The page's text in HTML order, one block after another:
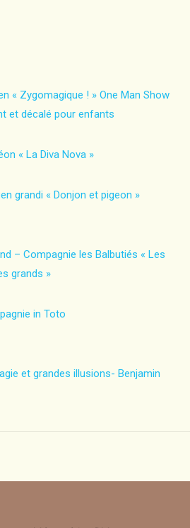
« Zygomagique ! » One Man Show
et décalé pour enfants
« La Diva Nova »
grandi « Donjon et pigeon »
– Compagnie les Balbutiés « Les
grands »
in Toto
et grandes illusions- Benjamin